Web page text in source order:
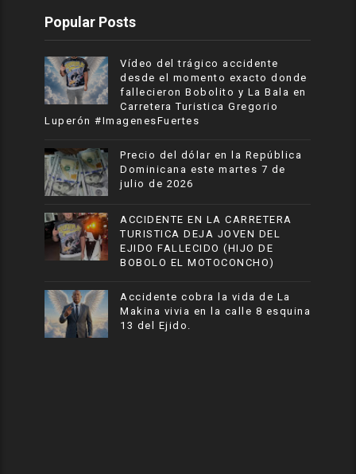
Popular Posts
Vídeo del trágico accidente
desde el momento exacto donde
fallecieron Bobolito y La Bala en
Carretera Turistica Gregorio
Luperón #ImagenesFuertes
Precio del dólar en la República
Dominicana este martes 7 de
julio de 2026
ACCIDENTE EN LA CARRETERA
TURISTICA DEJA JOVEN DEL
EJIDO FALLECIDO (HIJO DE
BOBOLO EL MOTOCONCHO)
Accidente cobra la vida de La
Makina vivia en la calle 8 esquina
13 del Ejido.